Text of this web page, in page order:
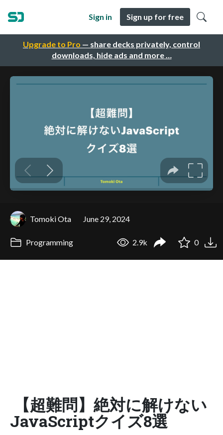
Upgrade to Pro — share decks privately, control
downloads, hide ads and more …
Sign in Sign up for free
Tomoki Ota June 29, 2024
Programming 2.9k 0
【超難問】絶対に解けない
JavaScriptクイズ8選